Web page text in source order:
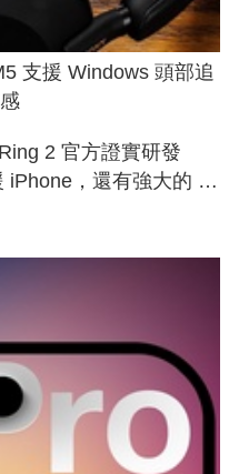
支援 Windows 頭部追
2 官方證實研發
iPhone，還有強大的 AI
功能